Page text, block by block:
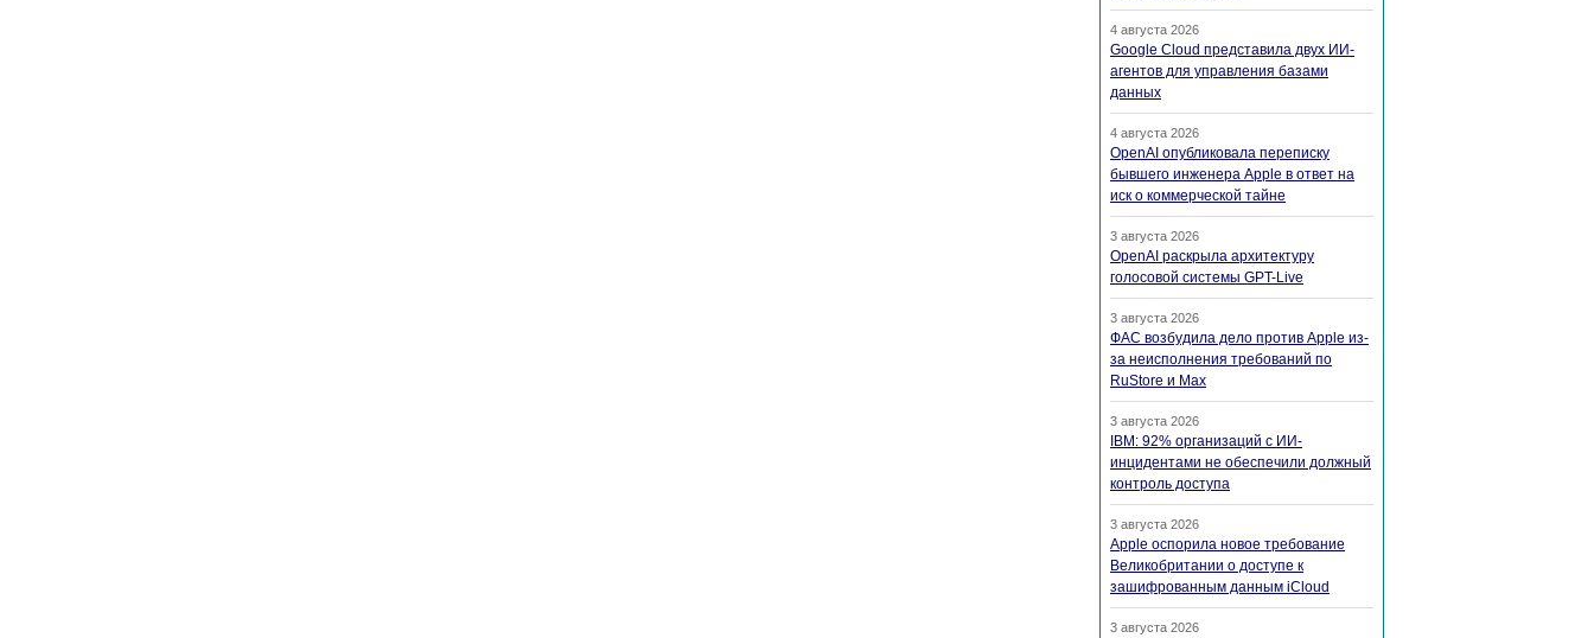
4 августа 2026
Google Cloud представила двух ИИ-
агентов для управления базами
данных
4 августа 2026
OpenAI опубликовала переписку
бывшего инженера Apple в ответ на
иск о коммерческой тайне
3 августа 2026
OpenAI раскрыла архитектуру
голосовой системы GPT-Live
3 августа 2026
ФАС возбудила дело против Apple из-
за неисполнения требований по
RuStore и Max
3 августа 2026
IBM: 92% организаций с ИИ-
инцидентами не обеспечили должный
контроль доступа
3 августа 2026
Apple оспорила новое требование
Великобритании о доступе к
зашифрованным данным iCloud
3 августа 2026